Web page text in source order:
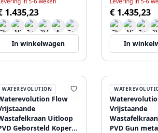
1.435,23
In winkelwagen
€ 1.435,23
In
WATEREVOLUTION
Flow
Uitloop
Geborsteld Koper
Vrijstaande
PVD Gun